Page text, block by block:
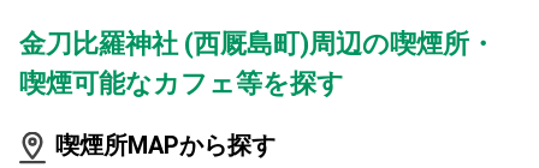
金刀比羅神社 (西厩島町)周辺の喫煙所・
喫煙可能なカフェ等を探す
喫煙所MAPから探す